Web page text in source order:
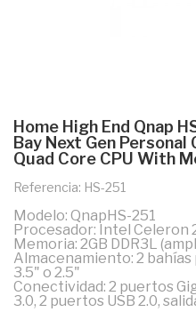
Home High End Qnap
Bay Next Gen
Quad Core CPU With
Referencia: HS-251
Modelo: QnapHS-251
Procesador: Intel Celeron
Memoria: 2GB DDR3L
Almacenamiento: 2 bahías
3.5" o 2.5"
Conectividad: 2 puertos
3.0, 2 puertos USB 2.0,